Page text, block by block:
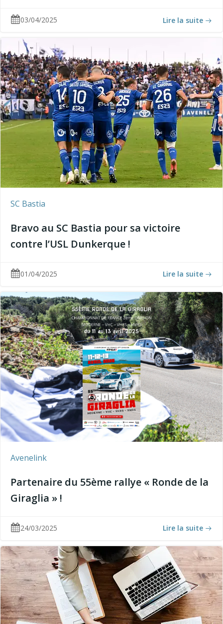
03/04/2025 Lire la suite
SC Bastia
Bravo au SC Bastia pour sa victoire
contre l’USL Dunkerque !
01/04/2025 Lire la suite
Avenelink
Partenaire du 55ème rallye « Ronde de la
Giraglia » !
24/03/2025 Lire la suite